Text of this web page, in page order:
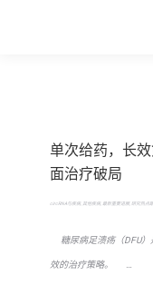
单次给药，长
面治疗破局
circRNA与疾病 其他疾病 最新重要进展 研究热点
糖尿病足溃疡（DFU）
效的治疗策略。 …